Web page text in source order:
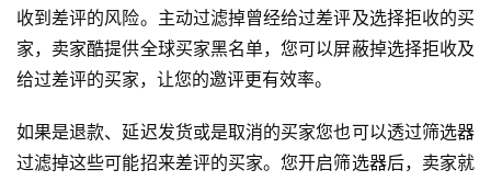
收到差评的风险。主动过滤掉曾经给过差评及选择拒收的买
家，卖家酷提供全球买家黑名单，您可以屏蔽掉选择拒收及
给过差评的买家，让您的邀评更有效率。
如果是退款、延迟发货或是取消的买家您也可以透过筛选器
过滤掉这些可能招来差评的买家。您开启筛选器后，卖家就